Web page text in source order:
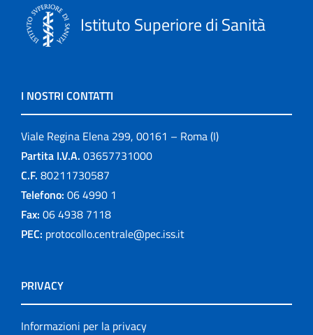
Istituto Superiore di Sanità
I NOSTRI CONTATTI
Viale Regina Elena 299, 00161 – Roma (I)
Partita I.V.A. 03657731000
C.F. 80211730587
Telefono: 06 4990 1
Fax: 06 4938 7118
PEC: protocollo.centrale@pec.iss.it
PRIVACY
Informazioni per la privacy